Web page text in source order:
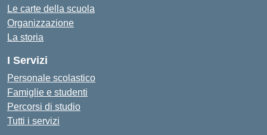
Le carte della scuola
Organizzazione
La storia
I Servizi
Personale scolastico
Famiglie e studenti
Percorsi di studio
Tutti i servizi